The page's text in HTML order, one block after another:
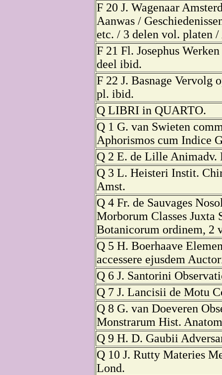
F 20 J. Wagenaar
Aanwas /
etc. / 3 delen vol. platen
F 21 Fl. Josephus
deel ibid.
F 22 J. Basnage Vervolg
pl. ibid.
Q LIBRI in QUARTO.
Q 1 G. van Swieten
Aphorismos cum Indice
Q 2 E. de Lille Animadv.
Q 3 L. Heisteri Instit.
Amst.
Q 4 Fr. de Sauvages
Morborum Classes Juxta
Botanicorum ordinem, 2
Q 5 H. Boerhaave
accessere ejusdem
Q 6 J. Santorini
Q 7 J. Lancisii de Motu
Q 8 G. van Doeveren
Monstrarum Hist.
Q 9 H. D. Gaubii
Q 10 J. Rutty Materies
Lond.